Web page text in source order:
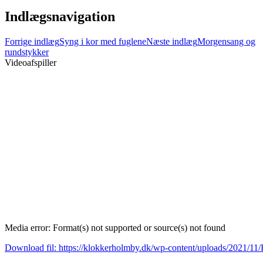
Indlægsnavigation
Forrige indlægSyng i kor med fugleneNæste indlægMorgensang og
rundstykker
Videoafspiller
Media error: Format(s) not supported or source(s) not found
Download fil: https://klokkerholmby.dk/wp-content/uploads/2021/